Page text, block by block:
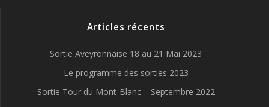
Articles récents
Sortie Aveyronnaise 18 au 21 Mai 2023
Le programme des sorties 2023
Sortie Tour du Mont-Blanc – Septembre 2022